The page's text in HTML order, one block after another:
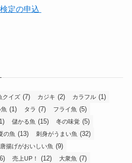
定の申込
クイズ (7) カジキ (2) カラフル (1)
(1) タラ (7) フライ魚 (5)
儲かる魚 (15) 冬の味覚 (5)
の魚 (13) 刺身がうまい魚 (32)
唐揚げがおいしい魚 (9)
売上UP！ (12) 大衆魚 (7)